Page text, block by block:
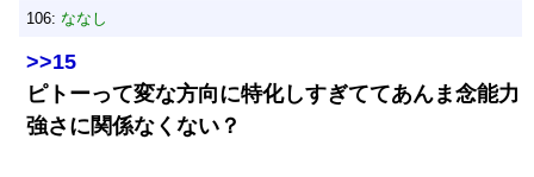
106: ななし
>>15
ピトーって変な方向に特化しすぎててあんま念能力
強さに関係なくない？